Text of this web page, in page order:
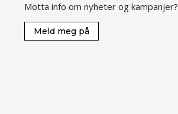
Motta info om nyheter og kampanjer?
Meld meg på